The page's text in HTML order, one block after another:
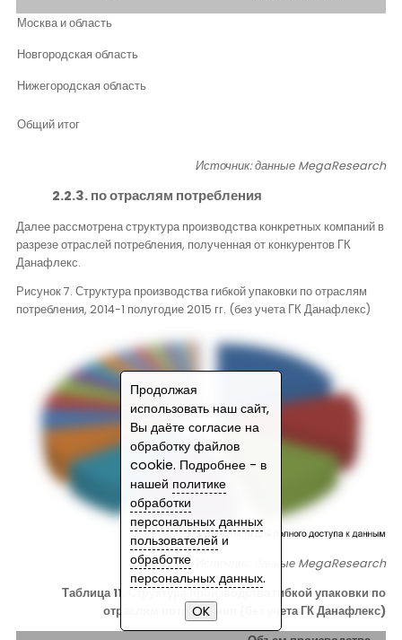
Москва и область
Новгородская область
Нижегородская область
Общий итог
Источник: данные MegaResearch
2.2.3. по отраслям потребления
Далее рассмотрена структура производства конкретных компаний в
разрезе отраслей потребления, полученная от конкурентов ГК
Данафлекс.
Рисунок 7. Структура производства гибкой упаковки по отраслям
потребления, 2014-1 полугодие 2015 гг. (без учета ГК Данафлекс)
Источник: данные MegaResearch
Таблица 11. Структура производства гибкой упаковки по
отраслям потребления (без учета ГК Данафлекс)
Продолжая
использовать наш сайт,
Вы даёте согласие на
обработку файлов
cookie. Подробнее - в
нашей политике
обработки
персональных данных
пользователей и
обработке
персональных данных.